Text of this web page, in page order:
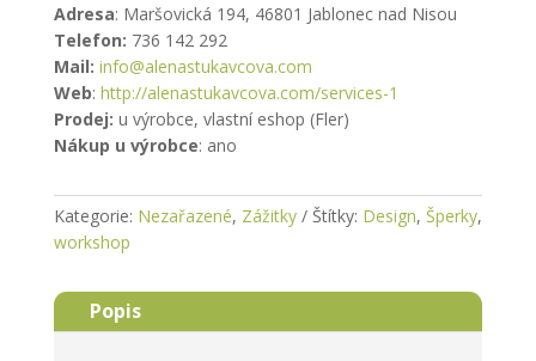
Adresa: Maršovická 194, 46801 Jablonec nad Nisou
Telefon: 736 142 292
Mail: info@alenastukavcova.com
Web: http://alenastukavcova.com/services-1
Prodej: u výrobce, vlastní eshop (Fler)
Nákup u výrobce: ano
Kategorie: Nezařazené, Zážitky Štítky: Design, Šperky,
workshop
Popis